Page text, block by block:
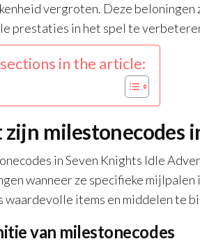
vergroten. Deze
prestaties in het spel te
in the article:
milestonecodes
in Seven Knights Idle
wanneer ze specifieke
waardevolle items en middelen te
van milestonecodes